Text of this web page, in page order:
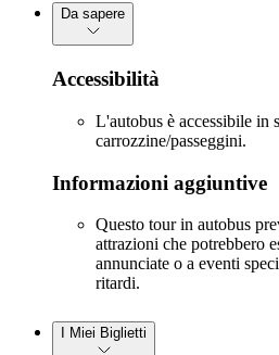
Da sapere
Accessibilità
L'autobus è accessibile in
carrozzine/passeggini.
Informazioni aggiuntive
Questo tour in autobus
attrazioni che potrebbero
annunciate o a eventi
ritardi.
I Miei Biglietti